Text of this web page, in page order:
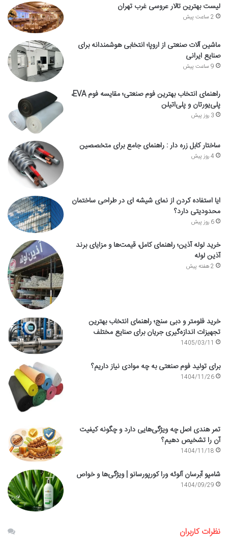
لیست بهترین تالار عروسی غرب تهران
2 ساعت پیش
ماشین آلات صنعتی از اروپا؛ انتخابی هوشمندانه برای
صنایع ایرانی
9 ساعت پیش
راهنمای انتخاب بهترین فوم صنعتی؛ مقایسه فوم EVA،
پلی‌یورتان و پلی‌اتیلن
3 روز پیش
ساختار کابل زره دار : راهنمای جامع برای متخصصین
4 روز پیش
ایا استفاده کردن از نمای شیشه ای در طراحی ساختمان
محدودیتی دارد؟
6 روز پیش
خرید لوله آذین؛ راهنمای کامل، قیمت‌ها و مزایای برند
آذین لوله
2 هفته پیش
خرید فلومتر و دبی سنج؛ راهنمای انتخاب بهترین
تجهیزات اندازه‌گیری جریان برای صنایع مختلف
1405/03/11
برای تولید فوم صنعتی به چه موادی نیاز داریم؟
1404/11/26
تمر هندی اصل چه ویژگی‌هایی دارد و چگونه کیفیت
آن را تشخیص دهیم؟
1404/11/18
شامپو آبرسان آلوئه ورا کورپورسانو | ویژگی‌ها و خواص
1404/09/29
نظرات کاربران